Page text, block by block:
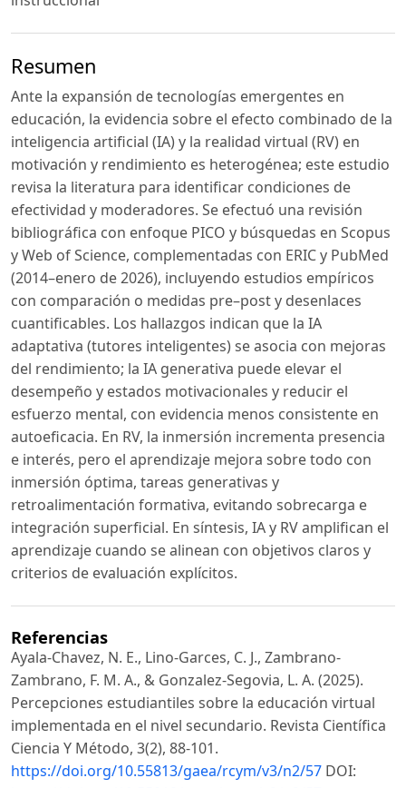
Resumen
Ante la expansión de tecnologías emergentes en
educación, la evidencia sobre el efecto combinado de la
inteligencia artificial (IA) y la realidad virtual (RV) en
motivación y rendimiento es heterogénea; este estudio
revisa la literatura para identificar condiciones de
efectividad y moderadores. Se efectuó una revisión
bibliográfica con enfoque PICO y búsquedas en Scopus
y Web of Science, complementadas con ERIC y PubMed
(2014–enero de 2026), incluyendo estudios empíricos
con comparación o medidas pre–post y desenlaces
cuantificables. Los hallazgos indican que la IA
adaptativa (tutores inteligentes) se asocia con mejoras
del rendimiento; la IA generativa puede elevar el
desempeño y estados motivacionales y reducir el
esfuerzo mental, con evidencia menos consistente en
autoeficacia. En RV, la inmersión incrementa presencia
e interés, pero el aprendizaje mejora sobre todo con
inmersión óptima, tareas generativas y
retroalimentación formativa, evitando sobrecarga e
integración superficial. En síntesis, IA y RV amplifican el
aprendizaje cuando se alinean con objetivos claros y
criterios de evaluación explícitos.
Referencias
Ayala-Chavez, N. E., Lino-Garces, C. J., Zambrano-
Zambrano, F. M. A., & Gonzalez-Segovia, L. A. (2025).
Percepciones estudiantiles sobre la educación virtual
implementada en el nivel secundario. Revista Científica
Ciencia Y Método, 3(2), 88-101.
https://doi.org/10.55813/gaea/rcym/v3/n2/57 DOI: